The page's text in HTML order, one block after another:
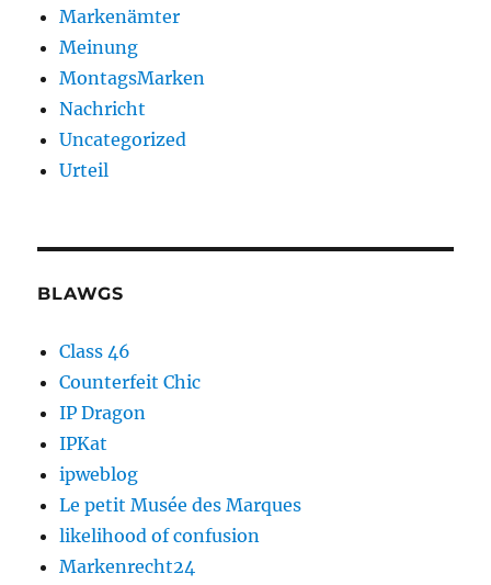
Markenämter
Meinung
MontagsMarken
Nachricht
Uncategorized
Urteil
BLAWGS
Class 46
Counterfeit Chic
IP Dragon
IPKat
ipweblog
Le petit Musée des Marques
likelihood of confusion
Markenrecht24